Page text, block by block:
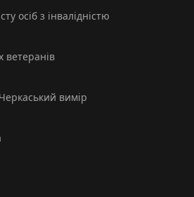
осіб з інвалідністю
ветеранів
вимір